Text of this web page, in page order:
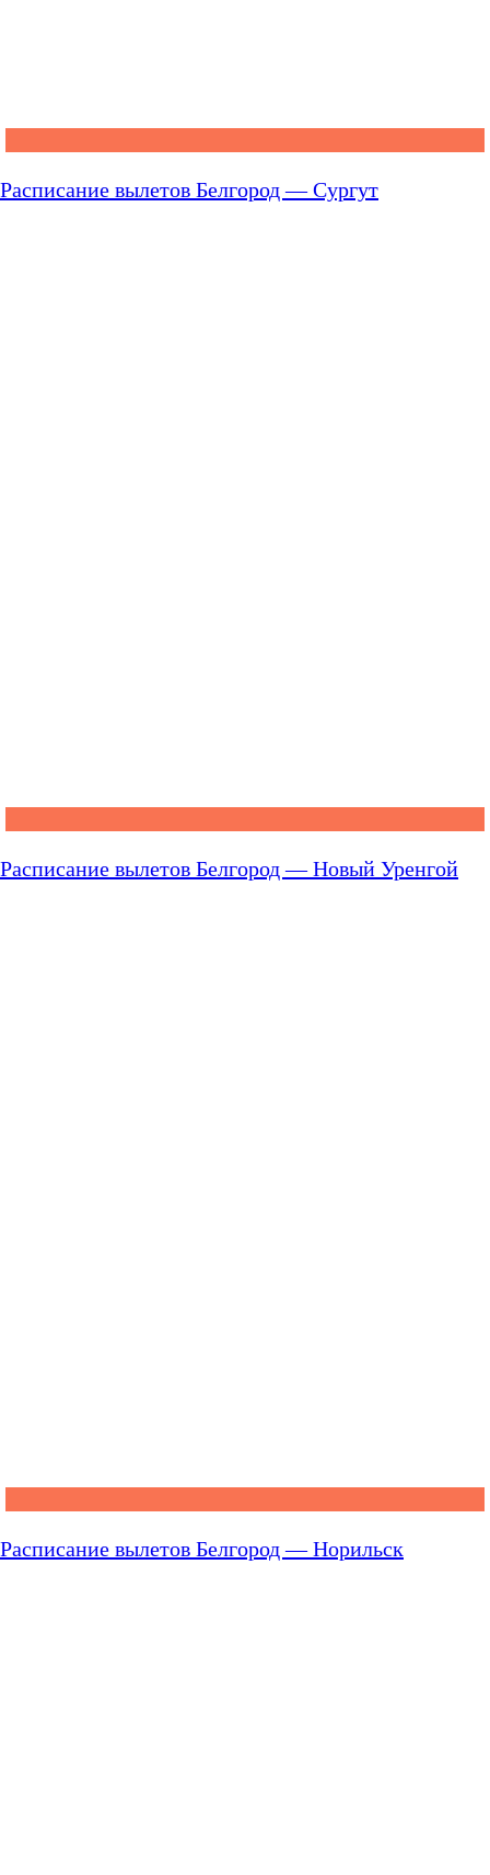
Расписание вылетов Белгород — Сургут
Расписание вылетов Белгород — Новый Уренгой
Расписание вылетов Белгород — Норильск